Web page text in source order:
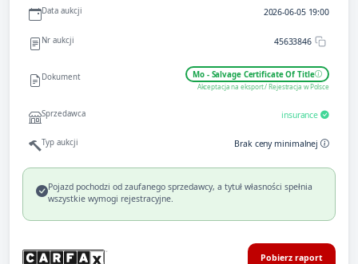
Data aukcji 2026-06-05 19:00
Nr aukcji 45633846
Dokument Mo - Salvage Certificate Of Title
Akceptacja na eksport / Rejestracja w Polsce
Sprzedawca insurance
Typ aukcji Brak ceny minimalnej
Pojazd pochodzi od zaufanego sprzedawcy, a tytuł własności spełnia
wszystkie wymogi rejestracyjne.
Pobierz raport